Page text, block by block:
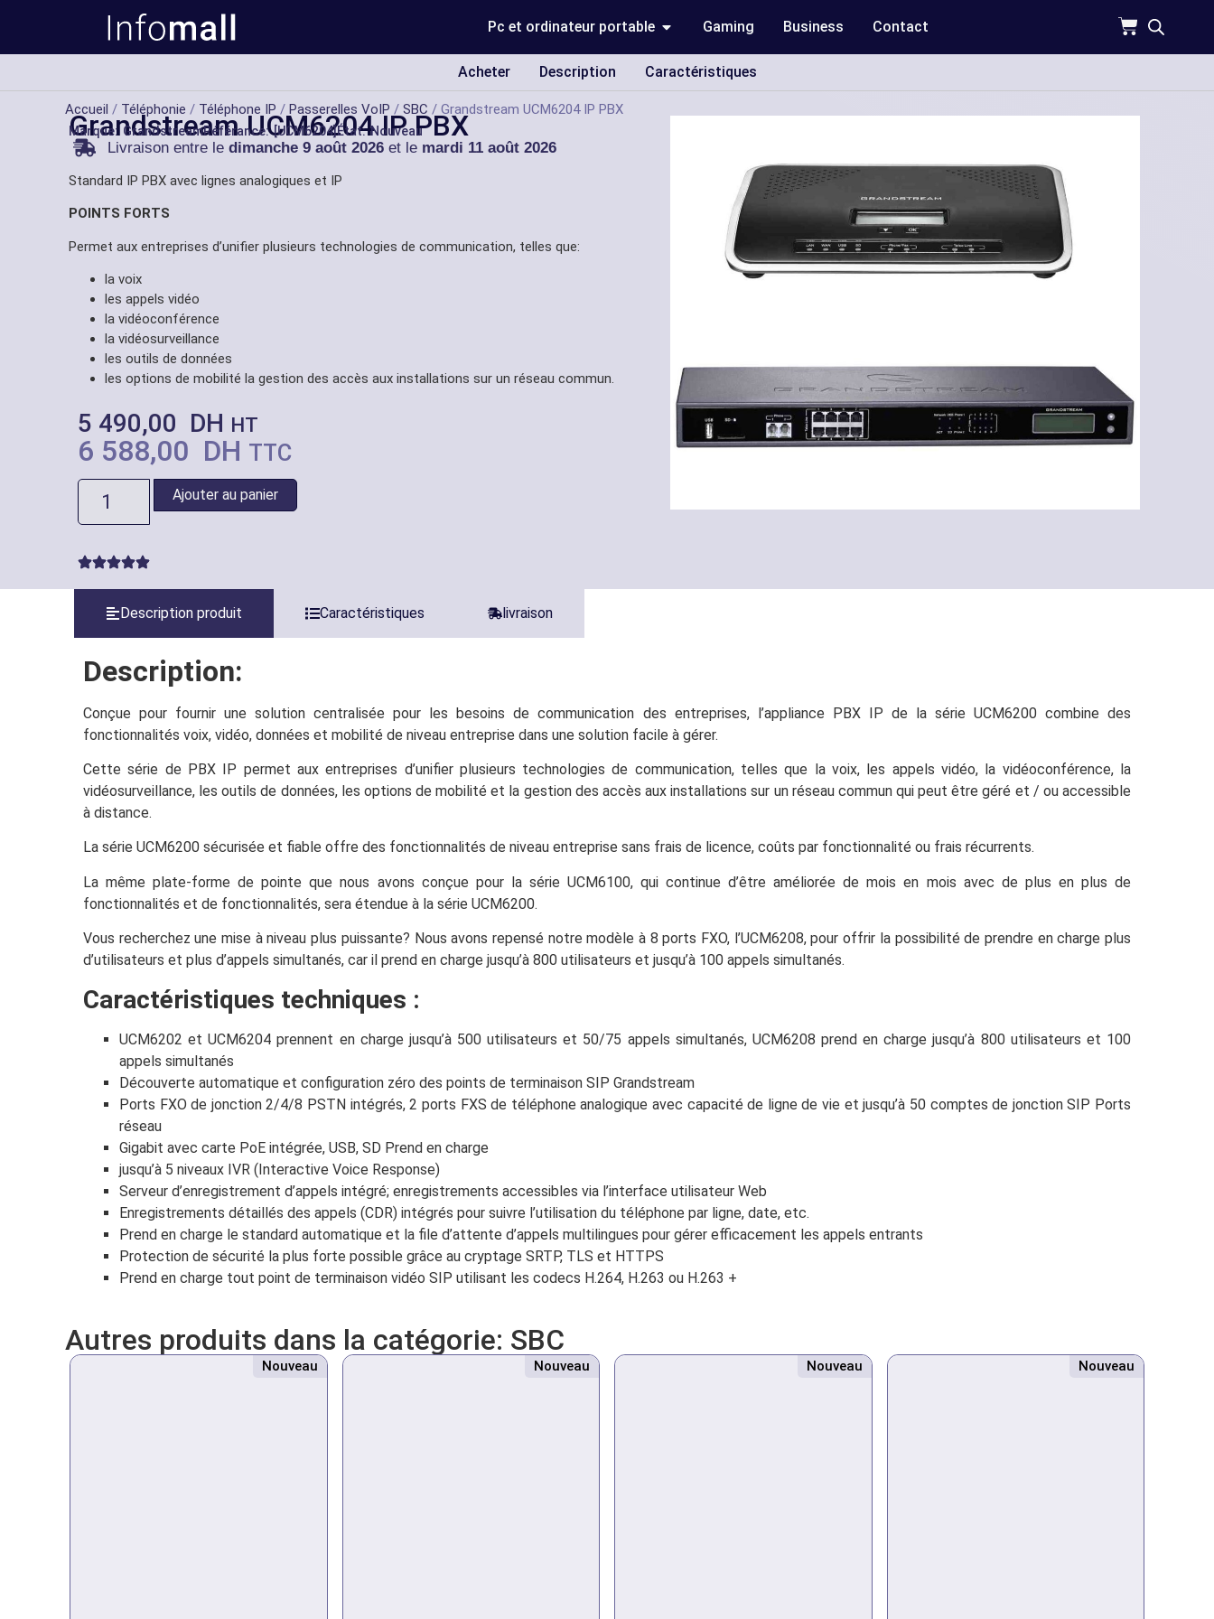
Pc et ordinateur portable Gaming Business Contact
Acheter Description Caractéristiques
Accueil / Téléphonie / Téléphone IP / Passerelles VoIP / SBC / Grandstream UCM6204 IP PBX
Grandstream UCM6204 IP PBX
Marque: GrandstreamRéférance: [UCM6204]État: Nouveau
Livraison entre ledimanche 9 août 2026 et le mardi 11 août 2026
Standard IP PBX avec lignes analogiques et IP
POINTS FORTS
Permet aux entreprises d’unifier plusieurs technologies de communication, telles que:
la voix
les appels vidéo
la vidéoconférence
la vidéosurveillance
les outils de données
les options de mobilité la gestion des accès aux installations sur un réseau commun.
5 490,00 DH HT
6 588,00 DH TTC
Ajouter au panier
Description produit Caractéristiques livraison
Description:
Conçue pour fournir une solution centralisée pour les besoins de communication des entreprises, l’appliance PBX IP de la série UCM6200 combine des
fonctionnalités voix, vidéo, données et mobilité de niveau entreprise dans une solution facile à gérer.
Cette série de PBX IP permet aux entreprises d’unifier plusieurs technologies de communication, telles que la voix, les appels vidéo, la vidéoconférence, la
vidéosurveillance, les outils de données, les options de mobilité et la gestion des accès aux installations sur un réseau commun qui peut être géré et / ou accessible
à distance.
La série UCM6200 sécurisée et fiable offre des fonctionnalités de niveau entreprise sans frais de licence, coûts par fonctionnalité ou frais récurrents.
La même plate-forme de pointe que nous avons conçue pour la série UCM6100, qui continue d’être améliorée de mois en mois avec de plus en plus de
fonctionnalités et de fonctionnalités, sera étendue à la série UCM6200.
Vous recherchez une mise à niveau plus puissante? Nous avons repensé notre modèle à 8 ports FXO, l’UCM6208, pour offrir la possibilité de prendre en charge plus
d’utilisateurs et plus d’appels simultanés, car il prend en charge jusqu’à 800 utilisateurs et jusqu’à 100 appels simultanés.
Caractéristiques techniques :
UCM6202 et UCM6204 prennent en charge jusqu’à 500 utilisateurs et 50/75 appels simultanés, UCM6208 prend en charge jusqu’à 800 utilisateurs et 100
appels simultanés
Découverte automatique et configuration zéro des points de terminaison SIP Grandstream
Ports FXO de jonction 2/4/8 PSTN intégrés, 2 ports FXS de téléphone analogique avec capacité de ligne de vie et jusqu’à 50 comptes de jonction SIP Ports
réseau
Gigabit avec carte PoE intégrée, USB, SD Prend en charge
jusqu’à 5 niveaux IVR (Interactive Voice Response)
Serveur d’enregistrement d’appels intégré; enregistrements accessibles via l’interface utilisateur Web
Enregistrements détaillés des appels (CDR) intégrés pour suivre l’utilisation du téléphone par ligne, date, etc.
Prend en charge le standard automatique et la file d’attente d’appels multilingues pour gérer efficacement les appels entrants
Protection de sécurité la plus forte possible grâce au cryptage SRTP, TLS et HTTPS
Prend en charge tout point de terminaison vidéo SIP utilisant les codecs H.264, H.263 ou H.263 +
Autres produits dans la catégorie: SBC
Nouveau Nouveau Nouveau Nouveau